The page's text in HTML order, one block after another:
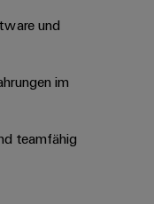
Chancen in der
in unseren
und
im
teamfähig